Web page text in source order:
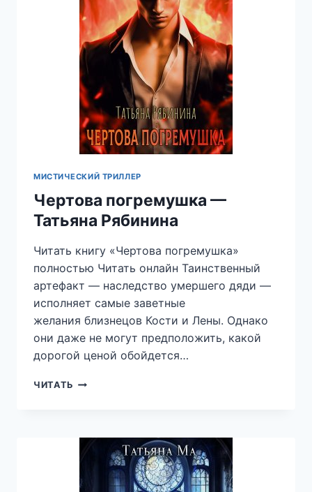
МИСТИЧЕСКИЙ ТРИЛЛЕР
Чертова погремушка —
Татьяна Рябинина
Читать книгу «Чертова погремушка»
полностью Читать онлайн Таинственный
артефакт — наследство умершего дяди —
исполняет самые заветные
желания близнецов Кости и Лены. Однако
они даже не могут предположить, какой
дорогой ценой обойдется…
ЧИТАТЬ ЧЕРТОВА
РЯБИНИНА